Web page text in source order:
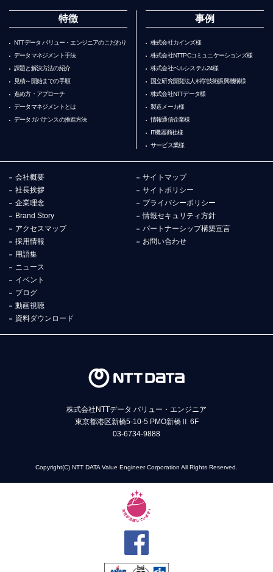
特徴
NTTデータ バリュー・エンジニアのこだわり
データマネジメント手法
課題と解決方法の紹介
見積～開始までの手順
進め方・アプローチ
データマネジメントとは
データガバナンスの推進方法
事例
株式会社カインズ様
株式会社NTTPCコミュニケーションズ様
株式会社ベルシステム24様
国立研究開発法人科学技術振興機構様
株式会社NTTデータ様
製造メーカ様
情報通信企業様
IT機器商社様
サービス業様
会社概要
社長挨拶
企業理念
Brand Story
アクセスマップ
採用情報
サイトマップ
サイトポリシー
プライバシーポリシー
情報セキュリティ方針
パートナーシップ構築宣言
お問い合わせ
用語集
ニュース
イベント
ブログ
動画視聴
資料ダウンロード
株式会社NTTデータ バリュー・エンジニア
東京都港区新橋5-10-5 PMO新橋Ⅱ 6F
03-6734-9888
Copyright(C) NTT DATA Value Engineer Corporation All Rights Reserved.